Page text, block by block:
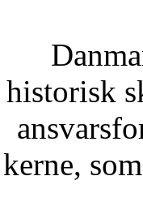
historisk
kerne,